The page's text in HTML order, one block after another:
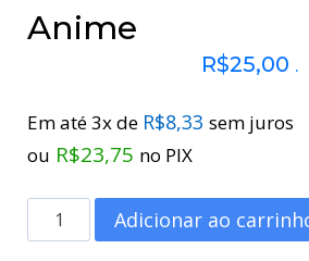
Anime
R$25,00 .
Em até 3x de R$8,33 sem juros
ou R$23,75 no PIX
Adicionar ao